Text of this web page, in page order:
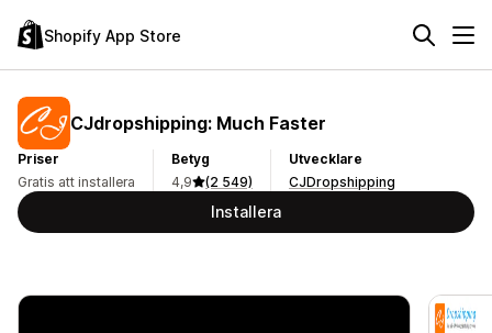
Shopify App Store
CJdropshipping: Much Faster
Priser
Gratis att installera
Betyg
4,9
(2 549)
Utvecklare
CJDropshipping
Installera